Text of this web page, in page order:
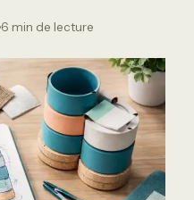
6 min de lecture